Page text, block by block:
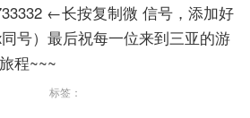
←长按复制微 信号，添加好
号）最后祝每一位来到三亚的游
程~~~
标签：